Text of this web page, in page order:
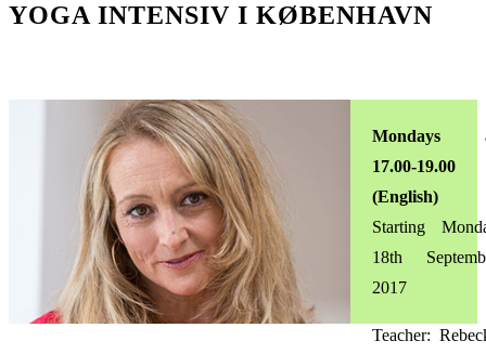
YOGA INTENSIV I KØBENHAVN
Mondays
17.00-19.00
(English)
Starting
18th
2017
Teacher: